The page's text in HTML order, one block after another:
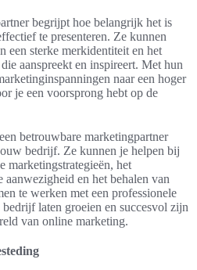
begrijpt hoe belangrijk het is
te presenteren. Ze kunnen
een sterke merkidentiteit en het
aanspreekt en inspireert. Met hun
naar een hoger
je een voorsprong hebt op de
betrouwbare marketingpartner
bedrijf. Ze kunnen je helpen bij
marketingstrategieën, het
en het behalen van
te werken met een professionele
laten groeien en succesvol zijn
van online marketing.